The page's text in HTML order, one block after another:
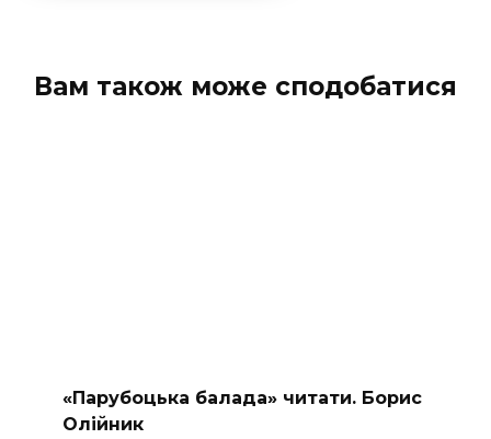
Вам також може сподобатися
«Парубоцька балада» читати. Борис
Олійник